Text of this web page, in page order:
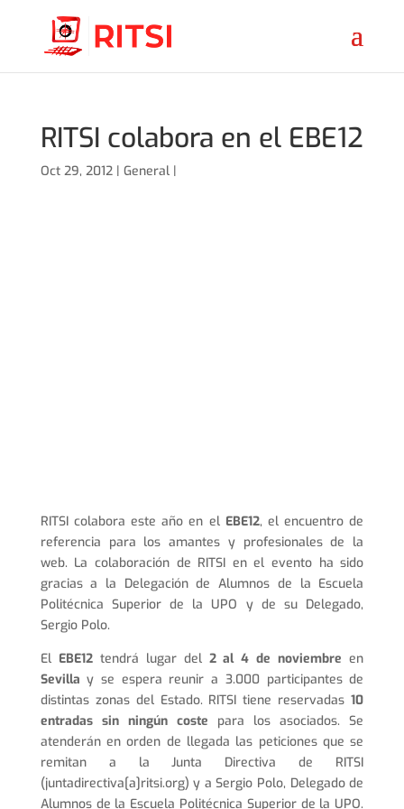
RITSI colabora en el EBE12
Oct 29, 2012 | General|
RITSI colabora este año en el EBE12, el encuentro de
referencia para los amantes y profesionales de la
web. La colaboración de RITSI en el evento ha sido
gracias a la Delegación de Alumnos de la Escuela
Politécnica Superior de la UPO y de su Delegado,
Sergio Polo.
El EBE12tendrá lugar del 2 al 4 de noviembre en
Sevilla y se espera reunir a 3.000 participantes de
distintas zonas del Estado. RITSI tiene reservadas10
entradas sin ningún coste para los asociados. Se
atenderán en orden de llegada las peticiones que se
remitan a la Junta Directiva de RITSI
(juntadirectiva[a]ritsi.org) y a Sergio Polo, Delegado de
Alumnos de la Escuela Politécnica Superior de la UPO.